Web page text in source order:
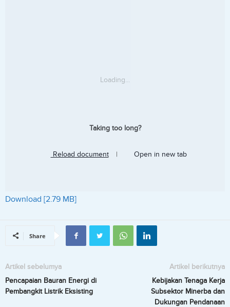
Loading...
Taking too long?
Reload document | Open in new tab
Download [2.79 MB]
Share
Artikel sebelumya
Pencapaian Bauran Energi di
Pembangkit Listrik Eksisting
Artikel berikutnya
Kebijakan Tenaga Kerja
Subsektor Minerba dan
Dukungan Pendanaan